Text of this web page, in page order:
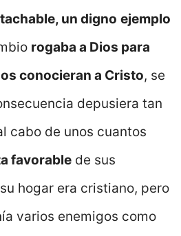
un digno ejemplo
rogaba a Dios para
conocieran a Cristo, se
depusiera tan
cabo de unos cuantos
favorable de sus
hogar era cristiano, pero
varios enemigos como